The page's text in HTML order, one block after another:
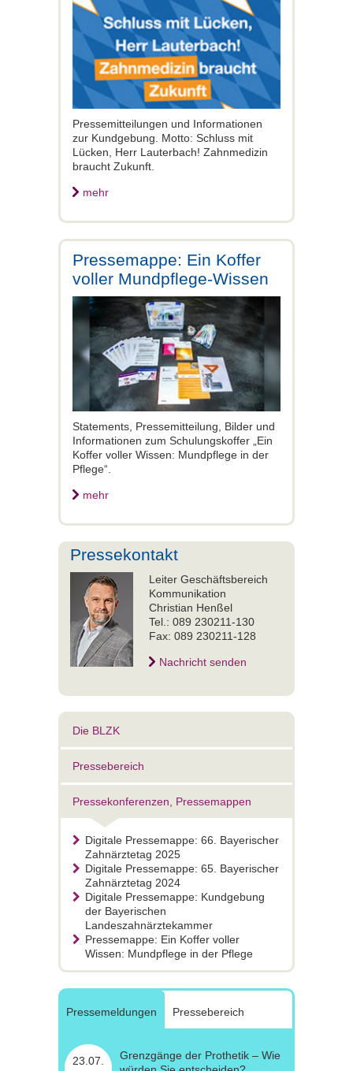
Pressemitteilungen und Informationen
zur Kundgebung. Motto: Schluss mit
Lücken, Herr Lauterbach! Zahnmedizin
braucht Zukunft.
mehr
Pressemappe: Ein Koffer
voller Mundpflege-Wissen
Statements, Pressemitteilung, Bilder und
Informationen zum Schulungskoffer
„Ein
Koffer voller Wissen: Mundpflege in der
Pflege“.
mehr
Pressekontakt
Leiter Geschäftsbereich
Kommunikation
Christian Henßel
Tel.: 089 230211-130
Fax: 089 230211-128
Nachricht senden
Die BLZK
Pressebereich
Pressekonferenzen, Pressemappen
Digitale Pressemappe: 66. Bayerischer
Zahnärztetag 2025
Digitale Pressemappe: 65. Bayerischer
Zahnärztetag 2024
Digitale Pressemappe: Kundgebung
der Bayerischen
Landeszahnärztekammer
Pressemappe: Ein Koffer voller
Wissen: Mundpflege in der Pflege
Pressemeldungen Pressebereich
23.07.
Grenzgänge der Prothetik – Wie